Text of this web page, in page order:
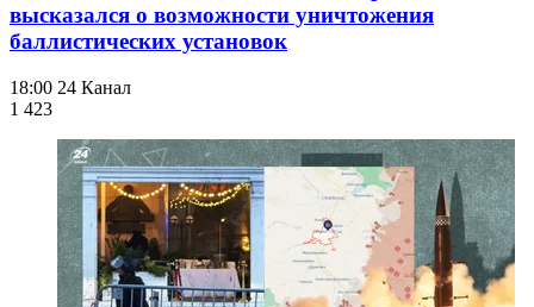
высказался о возможности уничтожения
баллистических установок
18:00 24 Канал
1 423